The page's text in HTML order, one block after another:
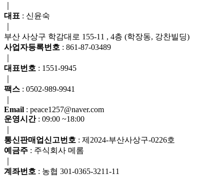
대표 : 신윤숙
부산 사상구 학감대로 155-11 , 4층 (학장동, 강찬빌딩)
사업자등록번호 : 861-87-03489
대표번호 : 1551-9945
팩스 : 0502-989-9941
Email : peace1257@naver.com
운영시간: 09:00 ~18:00
통신판매업신고번호 : 제2024-부산사상구-0226호
예금주 : 주식회사 메롬
계좌번호 : 농협 301-0365-3211-11